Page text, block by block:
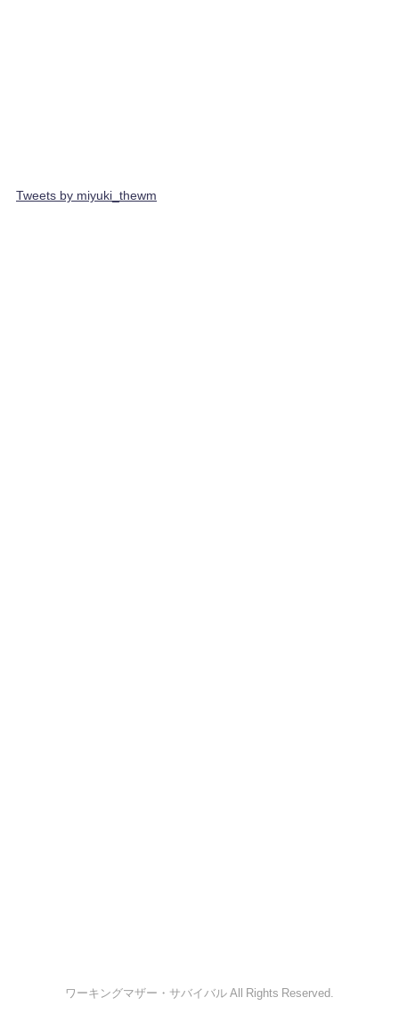
Tweets by miyuki_thewm
ワーキングマザー・サバイバル All Rights Reserved.